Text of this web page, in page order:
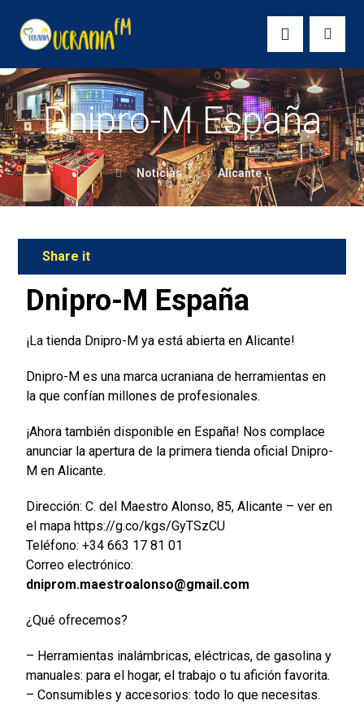
Dnipro-M España
Noticias Alicante
Dnipro-M España
¡La tienda Dnipro-M ya está abierta en Alicante!
Dnipro-M es una marca ucraniana de herramientas en
la que confían millones de profesionales.
¡Ahora también disponible en España! Nos complace
anunciar la apertura de la primera tienda oficial Dnipro-
M en Alicante.
Dirección: C. del Maestro Alonso, 85, Alicante – ver en
el mapa https://g.co/kgs/GyTSzCU
Teléfono: +34 663 17 81 01
Correo electrónico:
dniprom.maestroalonso@gmail.com
¿Qué ofrecemos?
– Herramientas inalámbricas, eléctricas, de gasolina y
manuales: para el hogar, el trabajo o tu afición favorita.
– Consumibles y accesorios: todo lo que necesitas.